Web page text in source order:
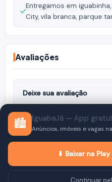
Entregamos em
City, vila branca, parque
Avaliações
Deixe sua avaliação
Nenhuma avaliação ainda.
🏙️ IguabaJá — App
Anúncios, imóveis e vagas
⬇ Baixar na
Continuar